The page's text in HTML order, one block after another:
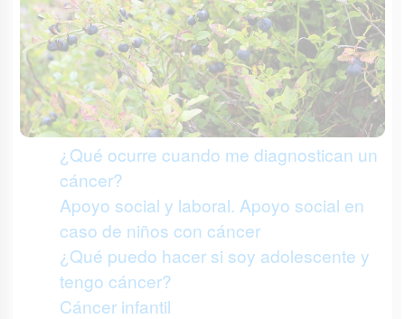
¿Qué ocurre cuando me diagnostican un
cáncer?
Apoyo social y laboral. Apoyo social en
caso de niños con cáncer
¿Qué puedo hacer si soy adolescente y
tengo cáncer?
Cáncer infantil